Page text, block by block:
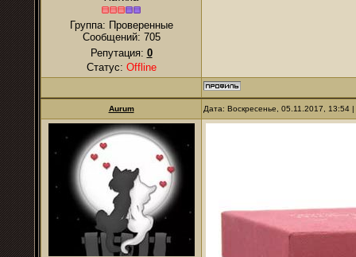
Группа: Проверенные
Сообщений: 705
Репутация: 0
Статус: Offline
Aurum Дата: Воскресенье, 05.11.2017,